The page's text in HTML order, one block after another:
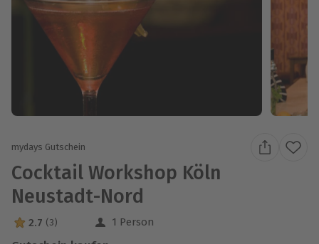
mydays Gutschein
Cocktail Workshop Köln
Neustadt-Nord
2.7 Sterne von 5 aus 3 Bewertungen
2.7 (3) 1 Person